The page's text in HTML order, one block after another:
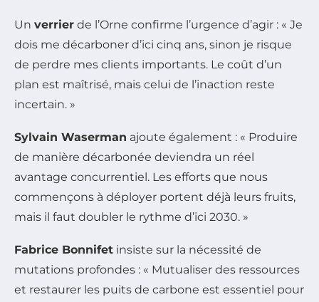
Un verrier de l’Orne confirme l’urgence d’agir : « Je
dois me décarboner d’ici cinq ans, sinon je risque
de perdre mes clients importants. Le coût d’un
plan est maîtrisé, mais celui de l’inaction reste
incertain. »
Sylvain Waserman ajoute également : « Produire
de manière décarbonée deviendra un réel
avantage concurrentiel. Les efforts que nous
commençons à déployer portent déjà leurs fruits,
mais il faut doubler le rythme d’ici 2030. »
Fabrice Bonnifet insiste sur la nécessité de
mutations profondes : « Mutualiser des ressources
et restaurer les puits de carbone est essentiel pour